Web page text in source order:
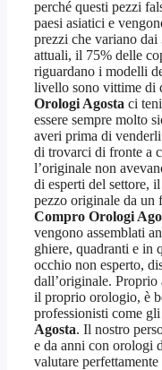
perché questi pezzi
paesi asiatici e
prezzi che variano
attuali, il 75% delle
riguardano i modelli
livello sono vittime di
Orologi Agosta ci
essere sempre molto
averi prima di
di trovarci di fronte a
l’originale non
di esperti del settore,
pezzo originale da un
Compro Orologi
vengono assemblati
ghiere, quadranti e in
occhio non esperto,
dall’originale.
il proprio orologio, è
professionisti come
Agosta. Il nostro
e da anni con orologi
valutare